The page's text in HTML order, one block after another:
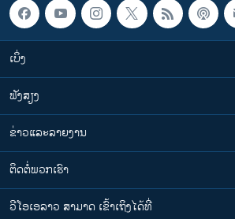
ເບິ່ງ
ຟັງສຽງ
ຂ່າວແລະລາຍງານ
ຕິດຕໍ່ພວກເຮົາ
ວີໂອເອລາວ ສາມາດ ເຂົ້າເຖິງໄດ້ທີ່